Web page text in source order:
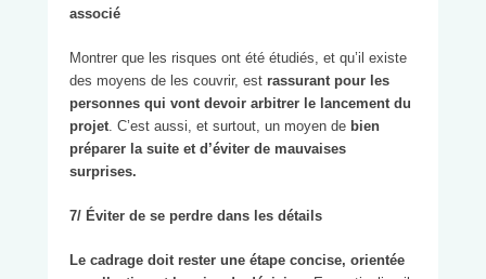
associé
Montrer que les risques ont été étudiés, et qu’il existe
des moyens de les couvrir, est rassurant pour les
personnes qui vont devoir arbitrer le lancement du
projet. C’est aussi, et surtout, un moyen de bien
préparer la suite et d’éviter de mauvaises
surprises.
7/ Éviter de se perdre dans les détails
Le cadrage doit rester une étape concise, orientée